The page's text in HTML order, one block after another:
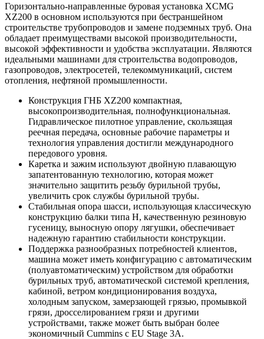
Горизонтально-направленные буровая установка XCMG
XZ200 в основном используются при бестраншейном
строительстве трубопроводов и замене подземных труб. Она
обладает преимуществами высокой производительности,
высокой эффективности и удобства эксплуатации. Являются
идеальными машинами для строительства водопроводов,
газопроводов, электросетей, телекоммуникаций, систем
отопления, нефтяной промышленности.
Конструкция ГНБ XZ200 компактная,
высокопроизводительная, полнофункциональная.
Гидравлическое пилотное управление, скользящая
реечная передача, основные рабочие параметры и
технология управления достигли международного
передового уровня.
Каретка и зажим используют двойную плавающую
запатентованную технологию, которая может
значительно защитить резьбу бурильной трубы,
увеличить срок службы бурильной трубы.
Стабильная опора шасси, использующая классическую
конструкцию балки типа H, качественную резиновую
гусеницу, выносную опору лягушки, обеспечивает
надежную гарантию стабильности конструкции.
Поддержка разнообразных потребностей клиентов,
машина может иметь конфигурацию с автоматическим
(полуавтоматическим) устройством для обработки
бурильных труб, автоматической системой крепления,
кабиной, ветром кондиционирования воздуха,
холодным запуском, замерзающей грязью, промывкой
грязи, дросселированием грязи и другими
устройствами, также может быть выбран более
экономичный Cummins с EU Stage 3A.